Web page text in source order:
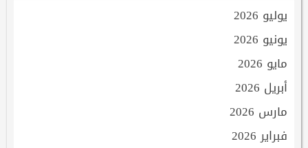
يوليو 2026
يونيو 2026
مايو 2026
أبريل 2026
مارس 2026
فبراير 2026